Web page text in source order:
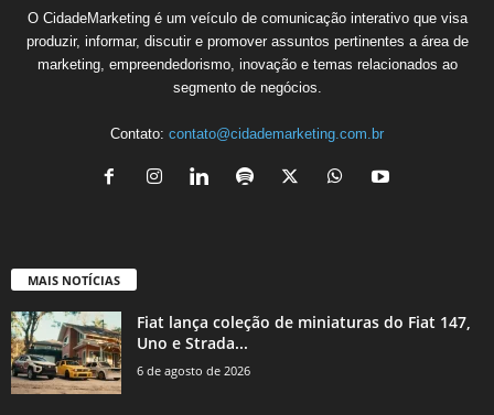
O CidadeMarketing é um veículo de comunicação interativo que visa
produzir, informar, discutir e promover assuntos pertinentes a área de
marketing, empreendedorismo, inovação e temas relacionados ao
segmento de negócios.
Contato: contato@cidademarketing.com.br
MAIS NOTÍCIAS
Fiat lança coleção de miniaturas do Fiat 147,
Uno e Strada...
6 de agosto de 2026